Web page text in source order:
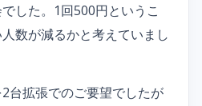
した。1回500円というこ
数が減るかと考えていまし
台拡張でのご要望でしたが